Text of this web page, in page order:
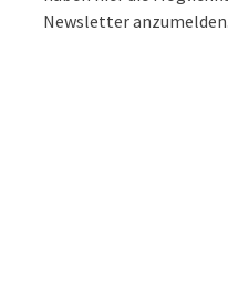
Newsletter anzumelden.